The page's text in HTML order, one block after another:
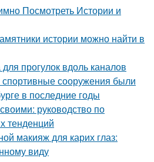
Посмотреть Истории и
истории можно найти в
прогулок вдоль каналов
сооружения были
в последние годы
руководство по
тенденций
макияж для карих глаз:
виду